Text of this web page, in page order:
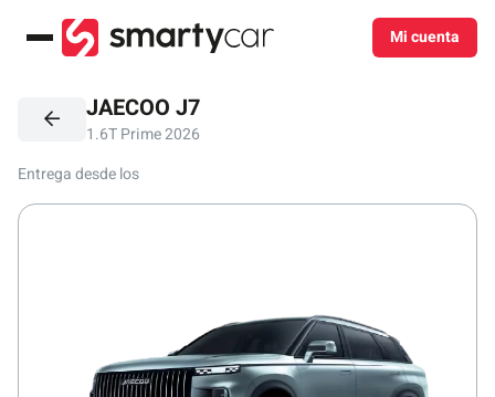
Menú Mi cuenta
JAECOO J7
1.6T Prime 2026
Entrega desde los